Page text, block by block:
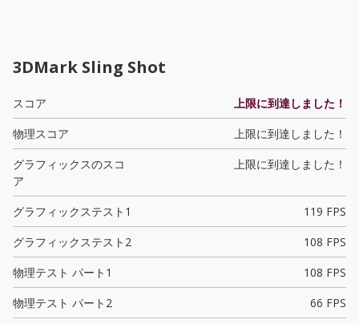
3DMark Sling Shot
スコア
上限に到達しました！
物理スコア
上限に到達しました！
グラフィックスのスコ
ア
上限に到達しました！
グラフィックステスト1
119 FPS
グラフィックステスト2
108 FPS
物理テスト パート1
108 FPS
物理テスト パート2
66 FPS